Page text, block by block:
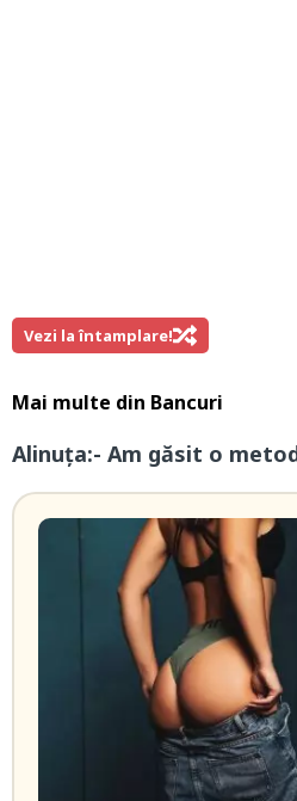
Vezi la întamplare!
Mai multe din Bancuri
Alinuța:- Am găsit o